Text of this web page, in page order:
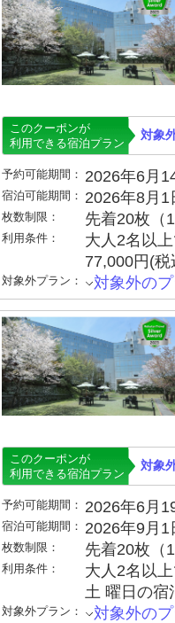
このクーポンが
利用できる宿泊プラン
対象
予約可能期間： 2026年6月
宿泊可能期間： 2026年8月
枚数制限： 先着20枚（
利用条件：
大人2名以
77,000円(
対象外プラン： 対象外の
このクーポンが
利用できる宿泊プラン
対象
予約可能期間： 2026年6月
宿泊可能期間： 2026年9月
枚数制限： 先着20枚（
利用条件：
大人2名以
土 曜日の宿
対象外プラン： 対象外の